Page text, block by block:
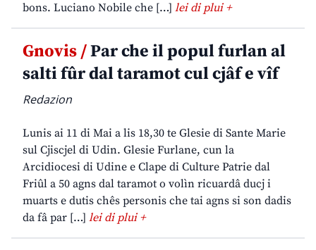
bons. Luciano Nobile che […] lei di plui +
Gnovis /Par che il popul furlan al
salti fûr dal taramot cul cjâf e vîf
Redazion
Lunis ai 11 di Mai a lis 18,30 te Glesie di Sante Marie
sul Cjiscjel di Udin. Glesie Furlane, cun la
Arcidiocesi di Udine e Clape di Culture Patrie dal
Friûl a 50 agns dal taramot o volìn ricuardâ ducj i
muarts e dutis chês personis che tai agns si son dadis
da fâ par […] lei di plui +